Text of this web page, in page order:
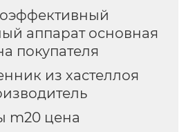
аппарат основная
покупателя
из хастеллоя
m20 цена